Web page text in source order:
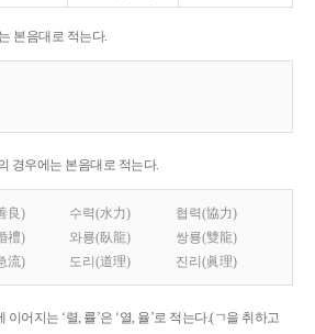
본음대로 적는다.
경우에는 본음대로 적는다.
良) 수력(水力)
협력(協力)
禮) 와룡(臥龍)
쌍룡(雙龍)
流) 도리(道理) 진리(眞理)
이어지는 ‘렬, 률’은 ‘열, 율’로 적는다.(ㄱ을 취하고